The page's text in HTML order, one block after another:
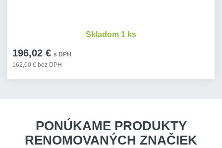
196,02 € s DPH
162,00 € bez DPH
Skladom 1 ks
PONÚKAME PRODUKTY
RENOMOVANÝCH ZNAČIEK